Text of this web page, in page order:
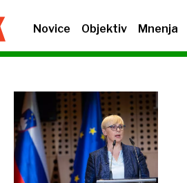
Novice Objektiv Mnenja